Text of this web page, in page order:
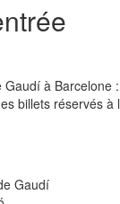
à
billets réservés
Gaudí